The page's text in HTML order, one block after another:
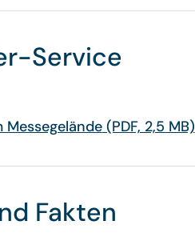
Service
Messegelände(PDF, 2,5 MB)
Fakten